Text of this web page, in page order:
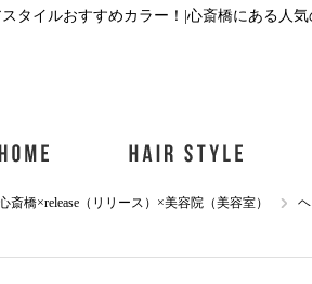
タイルおすすめカラー！|心斎橋にある人
斎橋×release（リリース）×美容院（美容室）